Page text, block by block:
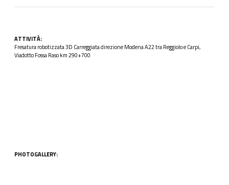
ATTIVITÀ:
Fresatura robotizzata 3D Carreggiata direzione Modena A22 tra Reggiolo e Carpi,
Viadotto Fossa Raso km 290+700
PHOTOGALLERY: